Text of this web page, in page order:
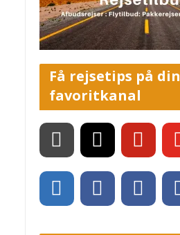
Få rejsetips på din
favoritkanal